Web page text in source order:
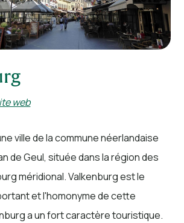
web
ville de la commune néerlandaise
de Geul, située dans la région des
méridional. Valkenburg est le
et l'homonyme de cette
a un fort caractère touristique.